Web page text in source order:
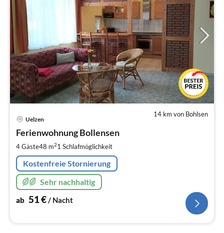
14 km von Bohlsen
Uelzen
Ferienwohnung Bollensen
4 Gäste48 m21 Schlafmöglichkeit
Kostenfreie Stornierung
Sehr nachhaltig
ab 51€/ Nacht